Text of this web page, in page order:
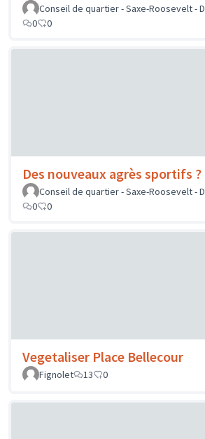
Conseil de quartier - Saxe-Roosevelt -
0
0
Des nouveaux agrès sportifs ?
Conseil de quartier - Saxe-Roosevelt -
0
0
Vegetaliser Place Bellecour
Fignolet
13 0